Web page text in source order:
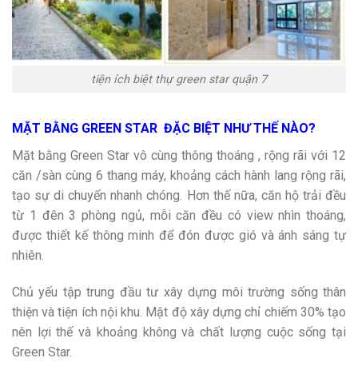
tiện ích biệt thự green star quận 7
MẶT BẰNG GREEN STAR ĐẶC BIỆT NHƯ THẾ NÀO?
Mặt bằng Green Star vô cùng thông thoáng , rộng rãi với 12
căn /sàn cùng 6 thang máy, khoảng cách hành lang rộng rãi,
tạo sự di chuyển nhanh chóng. Hơn thế nữa, căn hộ trải đều
từ 1 đên 3 phòng ngủ, mỗi căn đều có view nhìn thoáng,
được thiết kế thông minh để đón được gió và ánh sáng tự
nhiên.
Chủ yếu tập trung đầu tư xây dựng môi trường sống thân
thiện và tiện ích nội khu. Mật độ xây dựng chỉ chiếm 30% tạo
nên lợi thế và khoảng không và chất lượng cuộc sống tại
Green Star.